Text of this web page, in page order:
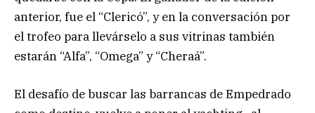
anterior, fue el “Clericó”, y en la conversación por
el trofeo para llevárselo a sus vitrinas también
estarán “Alfa”, “Omega” y “Cheraá”.
El desafío de buscar las barrancas de Empedrado